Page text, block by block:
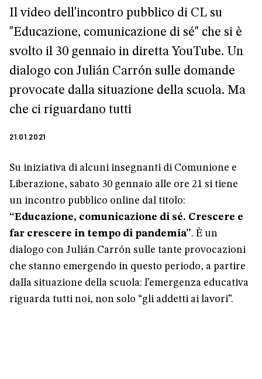
Il video dell'incontro pubblico di CL su
"Educazione, comunicazione di sé" che si è
svolto il 30 gennaio in diretta YouTube. Un
dialogo con Julián Carrón sulle domande
provocate dalla situazione della scuola. Ma
che ci riguardano tutti
21.01.2021
Su iniziativa di alcuni insegnanti di Comunione e
Liberazione, sabato 30 gennaio alle ore 21 si tiene
un incontro pubblico online dal titolo:
“Educazione, comunicazione di sé. Crescere e
far crescere in tempo di pandemia”. È un
dialogo con Julián Carrón sulle tante provocazioni
che stanno emergendo in questo periodo, a partire
dalla situazione della scuola: l’emergenza educativa
riguarda tutti noi, non solo “gli addetti ai lavori”.